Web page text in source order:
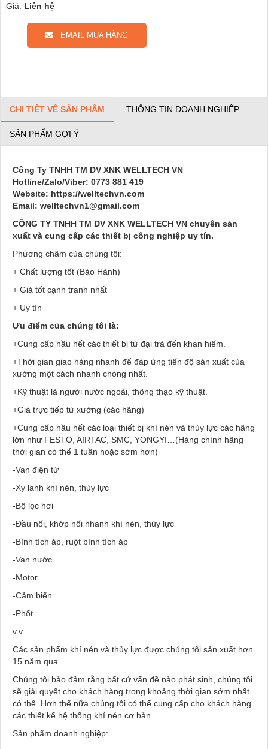
Giá: Liên hệ
EMAIL MUA HÀNG
CHI TIẾT VỀ SẢN PHẨM THÔNG TIN DOANH NGHIỆP
SẢN PHẨM GỢI Ý
Công Ty TNHH TM DV XNK WELLTECH VN
Hotline/Zalo/Viber: 0773 881 419
Website: https://welltechvn.com
Email: welltechvn1@gmail.com
CÔNG TY TNHH TM DV XNK WELLTECH VN chuyên sản
xuất và cung cấp các thiết bị công nghiệp uy tín.
Phương châm của chúng tôi:
+ Chất lượng tốt (Bảo Hành)
+ Giá tốt cạnh tranh nhất
+ Uy tín
Ưu điểm của chúng tôi là:
+Cung cấp hầu hết các thiết bị từ đại trà đến khan hiếm.
+Thời gian giao hàng nhanh để đáp ứng tiến độ sản xuất của
xưởng một cách nhanh chóng nhất.
+Kỹ thuật là người nước ngoài, thông thạo kỹ thuật.
+Giá trực tiếp từ xưởng (các hãng)
+Cung cấp hầu hết các loại thiết bị khí nén và thủy lực các hãng
lớn như FESTO, AIRTAC, SMC, YONGYI…(Hàng chính hãng
thời gian có thể 1 tuần hoặc sớm hơn)
-Van điện từ
-Xy lanh khí nén, thủy lực
-Bộ lọc hơi
-Đầu nối, khớp nối nhanh khí nén, thủy lực
-Bình tích áp, ruột bình tích áp
-Van nước
-Motor
-Cảm biến
-Phốt
v.v…
Các sản phẩm khí nén và thủy lực được chúng tôi sản xuất hơn
15 năm qua.
Chúng tôi bảo đảm rằng bất cứ vấn đề nào phát sinh, chúng tôi
sẽ giải quyết cho khách hàng trong khoảng thời gian sớm nhất
có thể. Hơn thế nữa chúng tôi có thể cung cấp cho khách hàng
các thiết kế hệ thống khí nén cơ bản.
Sản phẩm doanh nghiệp: